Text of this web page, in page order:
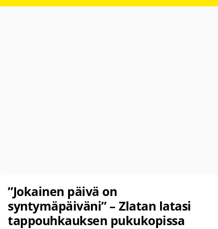
”Jokainen päivä on
syntymäpäiväni” – Zlatan latasi
tappouhkauksen pukukopissa